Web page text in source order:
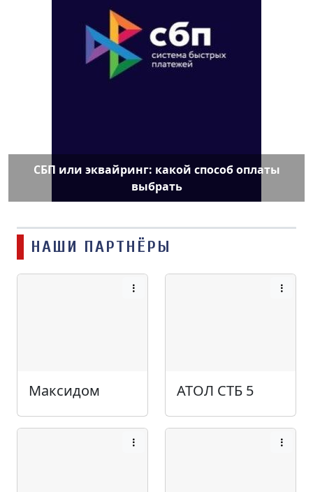
СБП или эквайринг: какой способ оплаты
выбрать
НАШИ ПАРТНЁРЫ
Максидом АТОЛ СТБ 5